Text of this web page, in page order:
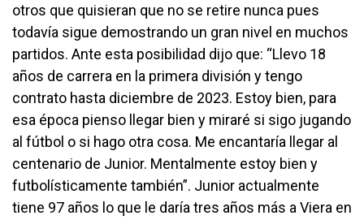
otros que quisieran que no se retire nunca pues
todavía sigue demostrando un gran nivel en muchos
partidos. Ante esta posibilidad dijo que: “Llevo 18
años de carrera en la primera división y tengo
contrato hasta diciembre de 2023. Estoy bien, para
esa época pienso llegar bien y miraré si sigo jugando
al fútbol o si hago otra cosa. Me encantaría llegar al
centenario de Junior. Mentalmente estoy bien y
futbolísticamente también”. Junior actualmente
tiene 97 años lo que le daría tres años más a Viera en